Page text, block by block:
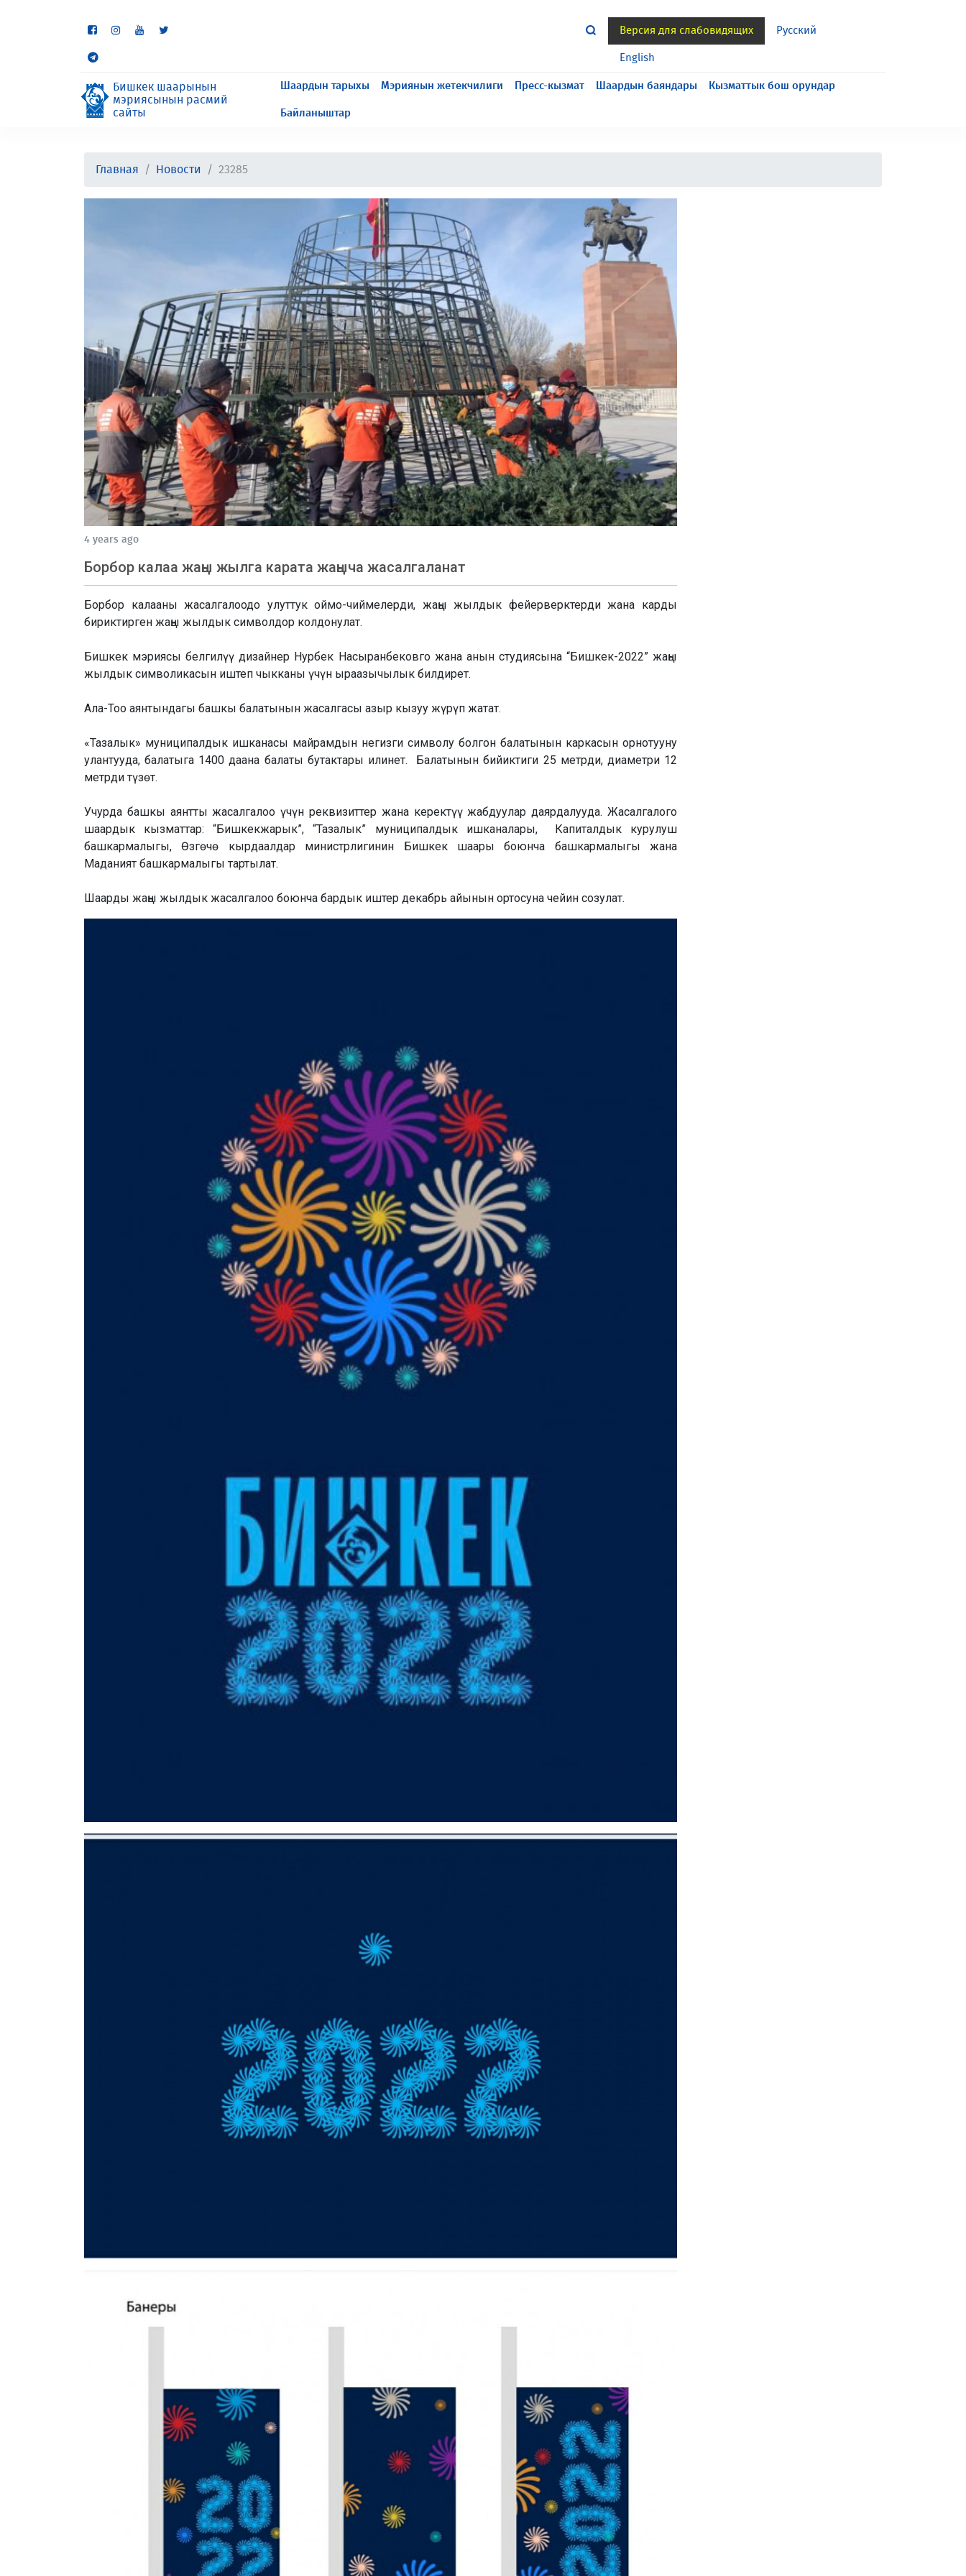
Версия для слабовидящих Русский
English
Бишкек шаарынын
мэриясынын расмий
сайты
Шаардын тарыхы Мэриянын жетекчилиги Пресс-кызмат Шаардын баяндары Кызматтык бош орундар
Байланыштар
Главная Новости 23285
4 years ago
Борбор калаа жаңы жылга карата жаңыча жасалгаланат
Борбор калааны жасалгалоодо улуттук оймо-чиймелерди, жаңы жылдык фейерверктерди жана карды
бириктирген жаңы жылдык символдор колдонулат.
Бишкек мэриясы белгилүү дизайнер Нурбек Насыранбековго жана анын студиясына “Бишкек-2022” жаңы
жылдык символикасын иштеп чыкканы үчүн ыраазычылык билдирет.
Ала-Тоо аянтындагы башкы балатынын жасалгасы азыр кызуу жүрүп жатат.
«Тазалык» муниципалдык ишканасы майрамдын негизги символу болгон балатынын каркасын орнотууну
улантууда, балатыга 1400 даана балаты бутактары илинет. Балатынын бийиктиги 25 метрди, диаметри 12
метрди түзөт.
Учурда башкы аянтты жасалгалоо үчүн реквизиттер жана керектүү жабдуулар даярдалууда. Жасалгалого
шаардык кызматтар: “Бишкекжарык”, “Тазалык” муниципалдык ишканалары, Капиталдык курулуш
башкармалыгы, Өзгөчө кырдаалдар министрлигинин Бишкек шаары боюнча башкармалыгы жана
Маданият башкармалыгы тартылат.
Шаарды жаңы жылдык жасалгалоо боюнча бардык иштер декабрь айынын ортосуна чейин созулат.